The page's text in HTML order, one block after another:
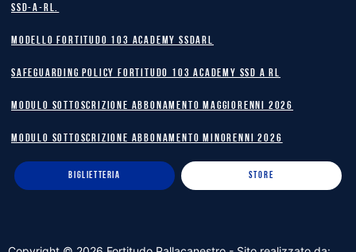
SSD-A-RL.
MODELLO FORTITUDO 103 ACADEMY SSDARL
safeguarding policy Fortitudo 103 Academy SSD A RL
MODULO SOTTOSCRIZIONE ABBONAMENTO MAGGIORENNI 2026
MODULO SOTTOSCRIZIONE ABBONAMENTO MINORENNI 2026
BIGLIETTERIA STORE